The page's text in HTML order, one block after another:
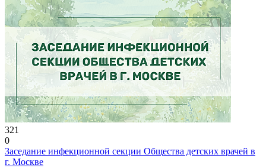
321
0
Заседание инфекционной секции Общества детских врачей в
г. Москве